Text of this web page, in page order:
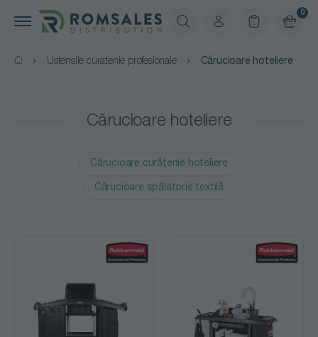
0
Ustensile curatenie profesionale Cărucioare hoteliere
Cărucioare hoteliere
Cărucioare curățenie hoteliere
Cărucioare spălatorie textilă